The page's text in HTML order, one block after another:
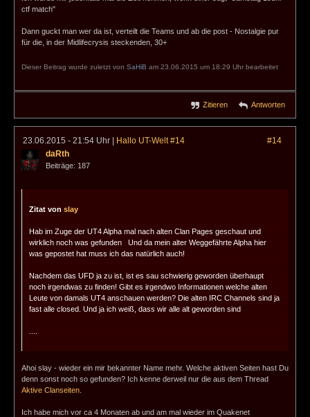
ctf match"
Dann guckt man wer da ist, verteilt die Teams und ab die post - Nostalgie pur
für die, in der Midlifecrysis steckenden, 30+
Dieser Beitrag wurde zuletzt von SaHiB am 23.06.2015 um 18:29 Uhr bearbeitet
Zitieren Antworten
23.06.2015 - 21:54 Uhr Hallo UT-Welt #14
#14
daRth
Beiträge: 187
Zitat von slay
Hab im Zuge der UT4 Alpha mal nach alten Clan Pages geschaut und
wirklich noch was gefunden
Und da mein alter Weggefährte Alpha hier
was gepostet hat muss ich das natürlich auch!
Nachdem das UFD ja zu ist, ist es sau schwierig geworden überhaupt
noch irgendwas zu finden! Gibt es irgendwo Informationen welche alten
Leute von damals UT4 anschauen werden? Die alten IRC Channels sind ja
fast alle closed. Und ja ich weiß, dass wir alle alt geworden sind
Ahoi slay - wieder ein mir bekannter Name mehr. Welche aktiven Seiten hast Du
denn sonst noch so gefunden? Ich kenne derweil nur die aus dem Thread
Aktive Clanseiten
Ich habe mich vor ca 4 Monaten ab und am mal wieder im Quakenet